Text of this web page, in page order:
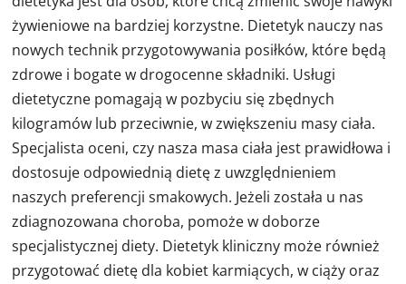
żywieniowe na bardziej korzystne. Dietetyk nauczy nas
nowych technik przygotowywania posiłków, które będą
zdrowe i bogate w drogocenne składniki. Usługi
dietetyczne pomagają w pozbyciu się zbędnych
kilogramów lub przeciwnie, w zwiększeniu masy ciała.
Specjalista oceni, czy nasza masa ciała jest prawidłowa i
dostosuje odpowiednią dietę z uwzględnieniem
naszych preferencji smakowych. Jeżeli została u nas
zdiagnozowana choroba, pomoże w doborze
specjalistycznej diety. Dietetyk kliniczny może również
przygotować dietę dla kobiet karmiących, w ciąży oraz